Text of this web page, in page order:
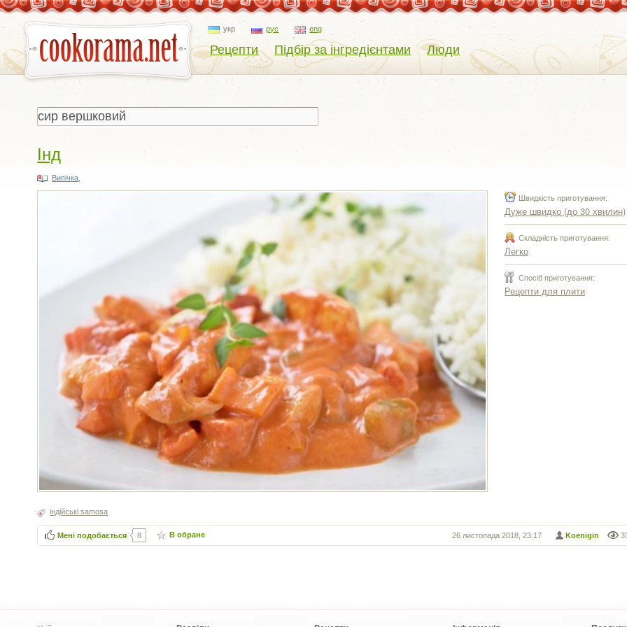
укр рус eng
Рецепти Підбір за інгредієнтами Люди
Інд
Випічка
Швидкість приготування:
Дуже швидко (до 30 хвилин)
Складність приготування:
Легко
Спосіб приготування:
Рецепти для плити
індійські samosa
Koenigin
26 листопада 2018, 23:17
Мені подобається 8 В обране